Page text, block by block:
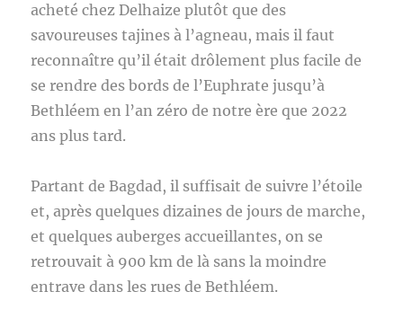
acheté chez Delhaize plutôt que des
savoureuses tajines à l’agneau, mais il faut
reconnaître qu’il était drôlement plus facile de
se rendre des bords de l’Euphrate jusqu’à
Bethléem en l’an zéro de notre ère que 2022
ans plus tard.
Partant de Bagdad, il suffisait de suivre l’étoile
et, après quelques dizaines de jours de marche,
et quelques auberges accueillantes, on se
retrouvait à 900 km de là sans la moindre
entrave dans les rues de Bethléem.